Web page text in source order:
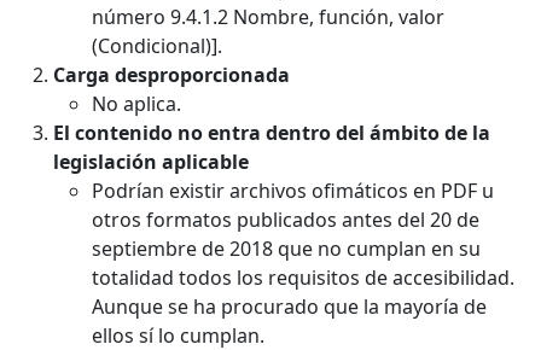
número 9.4.1.2 Nombre, función, valor
(Condicional)].
Carga desproporcionada
No aplica.
El contenido no entra dentro del ámbito de la
legislación aplicable
Podrían existir archivos ofimáticos en PDF u
otros formatos publicados antes del 20 de
septiembre de 2018 que no cumplan en su
totalidad todos los requisitos de accesibilidad.
Aunque se ha procurado que la mayoría de
ellos sí lo cumplan.